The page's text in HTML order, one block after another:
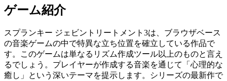
ゲーム紹介
スプランキー ジェビントリートメント3は、ブラウザベース
の音楽ゲームの中で特異な立ち位置を確立している作品で
す。このゲームは単なるリズム作成ツール以上のものと言え
るでしょう。プレイヤーが作成する音楽を通じて「心理的な
癒し」という深いテーマを提示します。シリーズの最新作で